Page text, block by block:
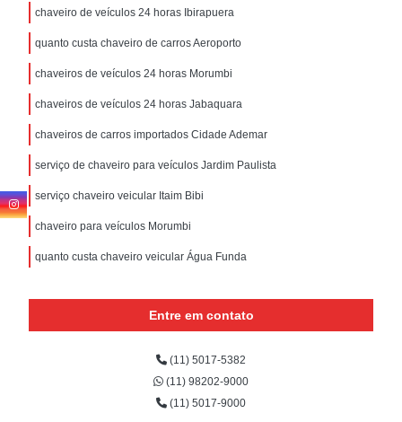
chaveiro de veículos 24 horas Ibirapuera
quanto custa chaveiro de carros Aeroporto
chaveiros de veículos 24 horas Morumbi
chaveiros de veículos 24 horas Jabaquara
chaveiros de carros importados Cidade Ademar
serviço de chaveiro para veículos Jardim Paulista
serviço chaveiro veicular Itaim Bibi
chaveiro para veículos Morumbi
quanto custa chaveiro veicular Água Funda
Entre em contato
(11) 5017-5382
(11) 98202-9000
(11) 5017-9000